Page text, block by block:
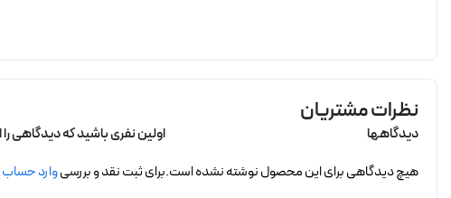
نظرات مشتریان
دیدگاهها
هیچ دیدگاهی برای این محصول نوشته نشده است.
اولین نفری باشید که دیدگاهی را
برای ثبت نقد و بررسیوارد حساب